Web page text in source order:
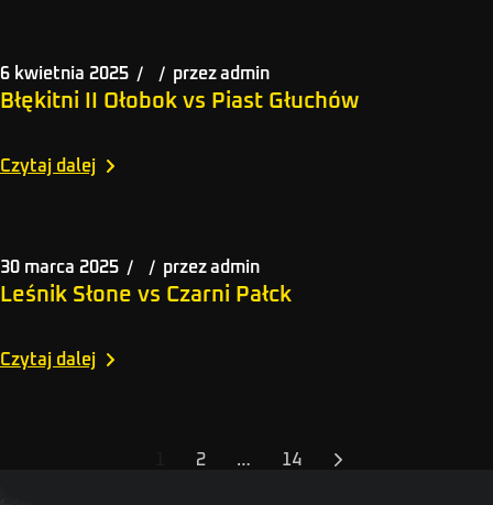
6 kwietnia 2025 przezadmin
Błękitni II Ołobok vs Piast Głuchów
Czytaj dalej
30 marca 2025 przezadmin
Leśnik Słone vs Czarni Pałck
Czytaj dalej
2 … 14